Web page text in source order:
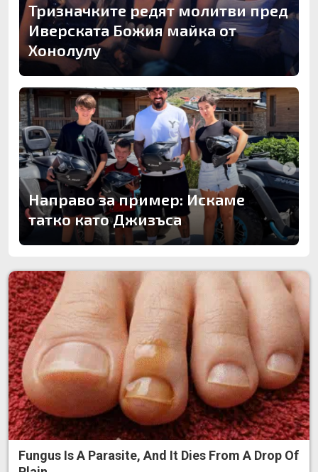
Тризначките редят молитви пред
Иверската Божия майка от
Хонолулу
Направо за пример: Искаме
татко като Джизъса
Fungus Is A Parasite, And It Dies From A Drop Of